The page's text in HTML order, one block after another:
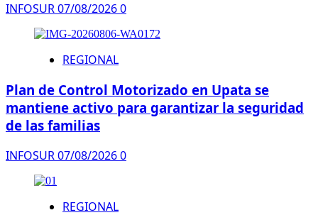
INFOSUR07/08/20260
REGIONAL
Plan de Control Motorizado en Upata se
mantiene activo para garantizar la seguridad
de las familias
INFOSUR07/08/20260
REGIONAL